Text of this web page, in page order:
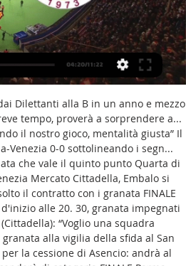
anche partite ed è gratuito? NOW TV è una piattaforma di streaming dal vivo di eventi sportivi, la programmazione prevede anche di film e altri programmi. NOW TV è la directory online di Sky, offre un pacchetto base di 29, 99 euro mensili e il palinsesto è per grandi linee uguale a quello del singolo pacchetto Calcio proposto da Sky. Sembra vantaggioso che la spesa totale è di gran lunga inferiore a quella di Sky, meno della metà e c’è anche la possibilità di vedere soltanto di vedere e pagare soltanto per le partite che sono di vostro interesse. 

Palermo-Cittadella in tv: data, orario e diretta streaming La data, l'orario, la diretta tv e streaming di Palermo-Cittadella, match valevole per la decima giornata del campionato italiano di Serie B 2022/2023.

Serie B, alle 16:15 DIRETTA di Palermo-Cittadella 6 ore fa — Canale TV: DAZN, Sky Sport Calcio e Sky Sport Canale 251 del satellite; Streaming: DAZN, SkyGo, NOW. LINK STREAMING. Disclaimer - Il post dal ...

Serie B: Cittadella-Palermo dove vederla in diretta tv e 2 mar 2023 — Scopri dove vedere in diretta tv e in streaming la sfida tra Cittadella e Palermo. Appuntamento a sabato 11 marzo alle 14:00.

Lakes, Alps & Dolomites Private Tour 2022 Oggi AS Cittadella-US Cremonese diretta tv 27 ottobre 2023 Trasmissione in diretta Offre notizie di calcio e calciomercato sulle squadre di Serie B.

Streaming Palermo FC vs AS Cittadella in diretta gratis 12 n 3 ore fa — Streaming Palermo FC vs AS Cittadella in diretta gratis 12 novembre 2023 Guarda in diretta 8 ore fa — Oggi Palermo FC AS Cittadella diretta ...

Cittadella Palermo oggi, Sky, Dazn o Helbiz? Dove vederla 11 mar 2023 — diretta tv su Sky Sport Calcio al canale 255. Il match verrà trasmesso anche in streaming dalle piattaforme DAZN, Helbiz Live, Now Tv e Sky Go.

FINALE Catanzaro-Cittadella 1-1 (3′ pt Carissoni, 26′ pt Donnarumma rig. ) Settima giornata di campionato di serie B, i granata di Gorini sono impegnati nell... Serie B in campo per l’infrasettimanale. Domani il Cittadella a Catanzaro I granata di Gorini saranno impegnati in trasferta sul difficile campo del Ceravol... FINALE CITTADELLA-COMO 0-3 (2′ Ioannou, 32’ Cutrone, 50′ Cutrone) Sesta giornata di serie Bkt, segui la cronaca di Cittadella-Como in diretta Sampdoria-Cittadella, Gorini: “A fine primo tempo ci siamo detti che…” I granata inguaiano la squadra di Pirlo, ancora a secco di vittorie. 

30, in porta torna Kastrati. Massima attenzione a bo... FINALE PISA-CITTADELLA 2-1 (16′ Piccinini, 70′ Esteves, 94′ Pittarello) La squadra di Gorini è impegnata sul terreno dell'Arena Garibaldi, dalle 14 cronac... Cittadella, sabato si torna in campo con il Pisa. Prima convocazione per Negro? L'ultimo acquisto potrebbe debuttare già all'Arena Garibaldi. Arbitra il criticati... Cittadella, dal mercato svincolati arriva Negro (difensore, ex Pordenone) Il centrale l'anno scorso ha giocato nella fila dei neroverdi FINALE CITTADELLA-TERNANA 2-2 (8′ Falletti, 10′ Maistrello, 29′ Cassano, 85′ Sorensen)... 

calcio-tv. it non diffonde streaming di eventi sportivi a pagamento in maniera illecita, consente tuttavia di fornire informazioni dettagliate e rispondere alle domande dei suoi appassionati seguaci su come seguire il calcio online in maniera del tutto legale. I palinsesti su Rai Sport, come funzionano e quante partite propongono gratuitamente? Rai Sport è il canale televisivo sportivo nazionale per eccellenza che offre una programmazione 24 ore su 24 ai suoi spettatori. Qui gli appassionati di sport meno seguiti e reclamizzati può trovare un palinsesto vastissimo e per tutti i gusti. Si passa dall avvincente Mondiale su strada alle acrobazie del Motocross, è presente anche la Granfondo di ciclismo più antica del mondo, la Nove Colli, una rassegna che riunisce ciclisti provenienti da tutto il mondo che percorrono 200 km prima di tagliare il traguardo. Ci sono anche delle rubriche sportive che permettono di rivivere le gesta di campioni del passato per rivivere memorabili momenti di sport. 

Calendario Palermo - Serie B 2023-2024 5 ore fa — 4. Calcio · Serie B, Palermo-Brescia: dove vedere la partita in diretta tv e in streaming. 5. Calcio · Un punto in tre partite, così non va: avanti con Corini ...

Tutto Cittadella: ultime notizie e aggiornamenti | Padova SportLIVE PALERMO-CITTADELLA, segui la diretta dalle 16. 15 R. PadovaSport. TV • Live dalle 16. 15 la diretta di Palerm